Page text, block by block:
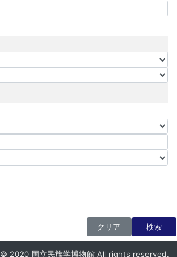
クリア 検索
© 2020 国立民族学博物館 All rights reserved.